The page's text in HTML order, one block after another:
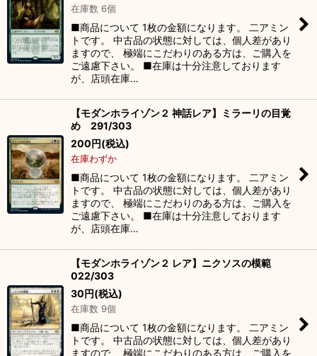
在庫数 6個
■商品について 1枚の金額になります。 二アミン
トです。 中古品の状態に対しては、個人差があり
ますので、 極端にこだわりのある方は、ご購入を
ご遠慮下さい。 ■在庫は十分注意しております
が、店頭在庫…
【モダンホライゾン２ 神話レア】ミラーリの目覚
め 291/303
200円(税込)
在庫わずか
■商品について 1枚の金額になります。 二アミン
トです。 中古品の状態に対しては、個人差があり
ますので、 極端にこだわりのある方は、ご購入を
ご遠慮下さい。 ■在庫は十分注意しております
が、店頭在庫…
【モダンホライゾン２ レア】ニクソスの模範
022/303
30円(税込)
在庫数 9個
■商品について 1枚の金額になります。 二アミン
トです。 中古品の状態に対しては、個人差があり
ますので、 極端にこだわりのある方は、ご購入を